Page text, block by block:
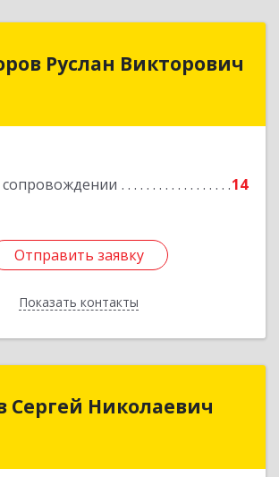
Руслан Викторович
14
Отправить заявку
Показать контакты
обл, Холмский р-н, Холмск
Отправить заявку
Назад
Сергей Николаевич
Сергей Николаевич